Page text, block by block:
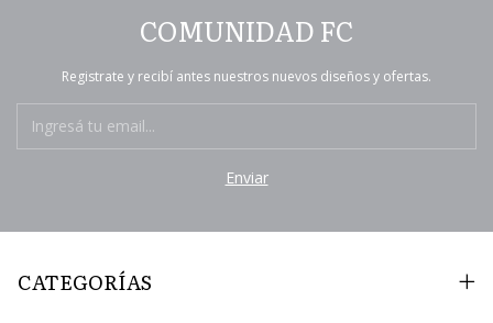
COMUNIDAD FC
Registrate y recibí antes nuestros nuevos diseños y ofertas.
CATEGORÍAS